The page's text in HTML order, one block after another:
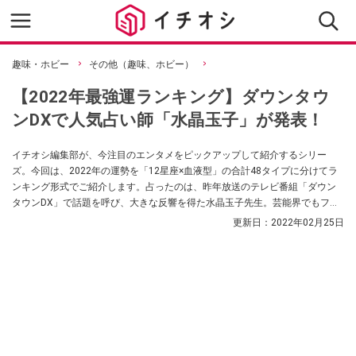
趣味・ホビー その他（趣味、ホビー）
【2022年最強運ランキング】ダウンタウ
ンDXで人気占い師「水晶玉子」が発表！
イチオシ編集部が、今注目のエンタメをピックアップして紹介するシリー
ズ。今回は、2022年の運勢を「12星座×血液型」の合計48タイプに分けてラ
ンキング形式でご紹介します。占ったのは、昨年放送のテレビ番組「ダウン
タウンDX」で話題を呼び、大きな反響を得た水晶玉子先生。芸能界でもファ
ンの多い人気の占い師で、今年も番組に出演し、2022年の最強運ランキング
更新日： 2022年02月25日